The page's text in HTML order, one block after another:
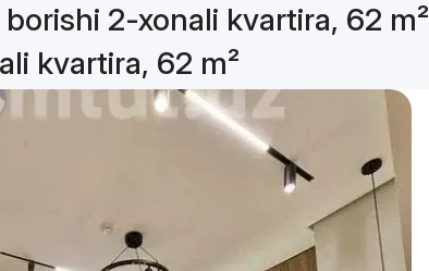
2-xonali kvartira, 62 m²
kvartira, 62 m²